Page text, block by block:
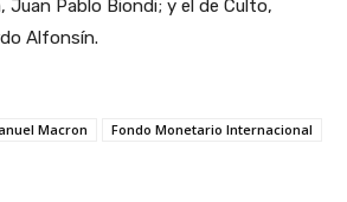
Juan Pablo Biondi; y el de Culto,
Alfonsín.
Macron
Fondo Monetario Internacional